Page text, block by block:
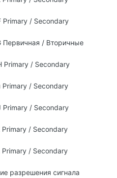
Primary / Secondary
Первичная / Вторичные
Primary / Secondary
/ Secondary
/ Secondary
/ Secondary
/ Secondary
разрешения сигнала